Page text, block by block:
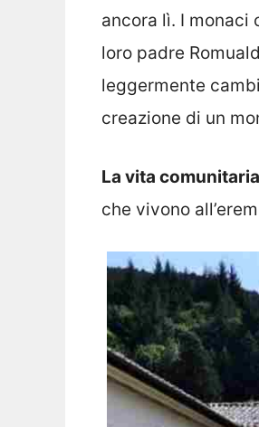
ancora lì. I monaci
loro padre
leggermente
creazione di un
La vita
che vivono